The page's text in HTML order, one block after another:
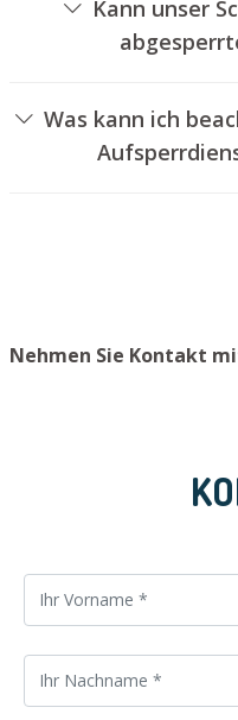
Kann unser
Dies kann jedoch in der
Schloss aufzubohren.
neuen Schließzylinder
Was kann ich beachten, um einen Einsatz des
Nehmen Sie Kontakt